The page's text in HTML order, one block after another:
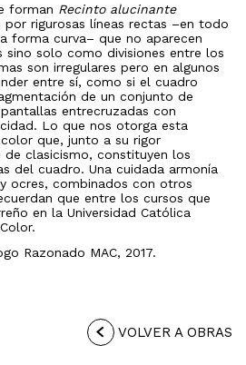
forman Recinto alucinante
rigurosas líneas rectas –en todo
forma curva– que no aparecen
sino solo como divisiones entre los
son irregulares pero en algunos
entre sí, como si el cuadro
de un conjunto de
entrecruzadas con
Lo que nos otorga esta
que, junto a su rigor
clasicismo, constituyen los
del cuadro. Una cuidada armonía
ocres, combinados con otros
que entre los cursos que
en la Universidad Católica
Razonado MAC, 2017.
VOLVER A OBRAS